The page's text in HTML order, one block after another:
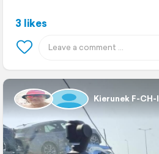
3 likes
Kierunek F-CH-I